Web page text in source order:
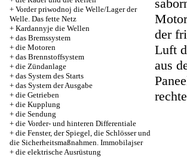
+ Vorder priwodnoj die Welle/Lager der
Welle. Das fette Netz
+ Kardannyje die Wellen
+ das Bremssystem
+ die Motoren
+ das Brennstoffsystem
+ die Zündanlage
+ das System des Starts
+ das System der Ausgabe
+ die Getrieben
+ die Kupplung
+ die Sendung
+ die Vorder- und hinteren Differentiale
+ die Fenster, der Spiegel, die Schlösser und
die Sicherheitsmaßnahmen. Immobilajser
+ die elektrische Ausrüstung
der
Luft
aus